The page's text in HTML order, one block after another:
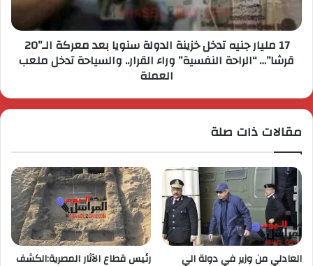
17 مليار جنيه تدخل خزينة الدولة سنويا بعد معركة الـ”20
قرشا”… “الراحة النفسية” وراء القرار.. والسياحة تدخل ملعب
العملة
مقالات ذات صلة
العادلي من وزير في دولة الي رئيس قطاع الآثار المصرية:الكشف